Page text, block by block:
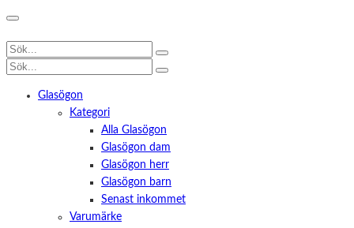
Glasögon
Kategori
Alla Glasögon
Glasögon dam
Glasögon herr
Glasögon barn
Senast inkommet
Varumärke